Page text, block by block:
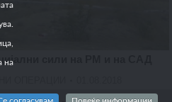
сили на РМ и на САД
ОПЕРАЦИИ
на